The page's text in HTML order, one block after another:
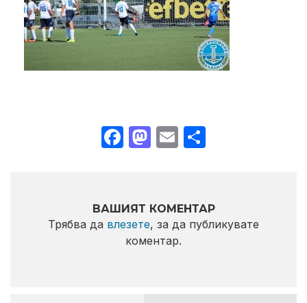
Facebook
Mastodon
Email
ВАШИЯТ КОМЕНТАР
Трябва да влезете, за да публикувате
коментар.